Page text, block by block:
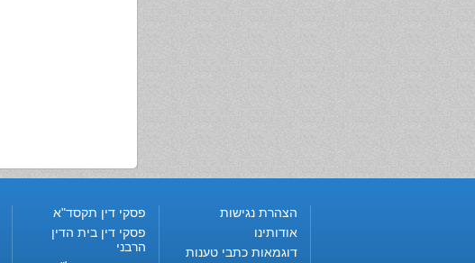
הצהרת נגישות
אודותינו
דוגמאות כתבי טענות
פסקי דין תקסד"א
פסקי דין בית הדין
הרבני